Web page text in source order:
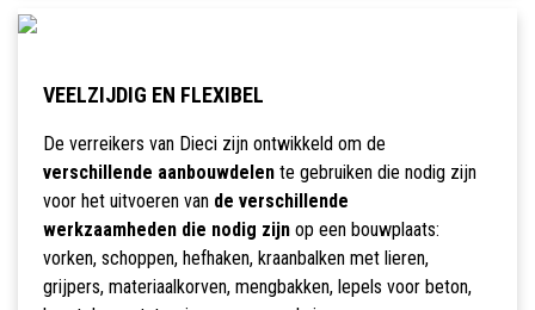
VEELZIJDIG EN FLEXIBEL
De verreikers van Dieci zijn ontwikkeld om de
verschillende aanbouwdelente gebruiken die nodig zijn
voor het uitvoeren van de verschillende
werkzaamheden die nodig zijnop een bouwplaats:
vorken, schoppen, hefhaken, kraanbalken met lieren,
grijpers, materiaalkorven, mengbakken, lepels voor beton,